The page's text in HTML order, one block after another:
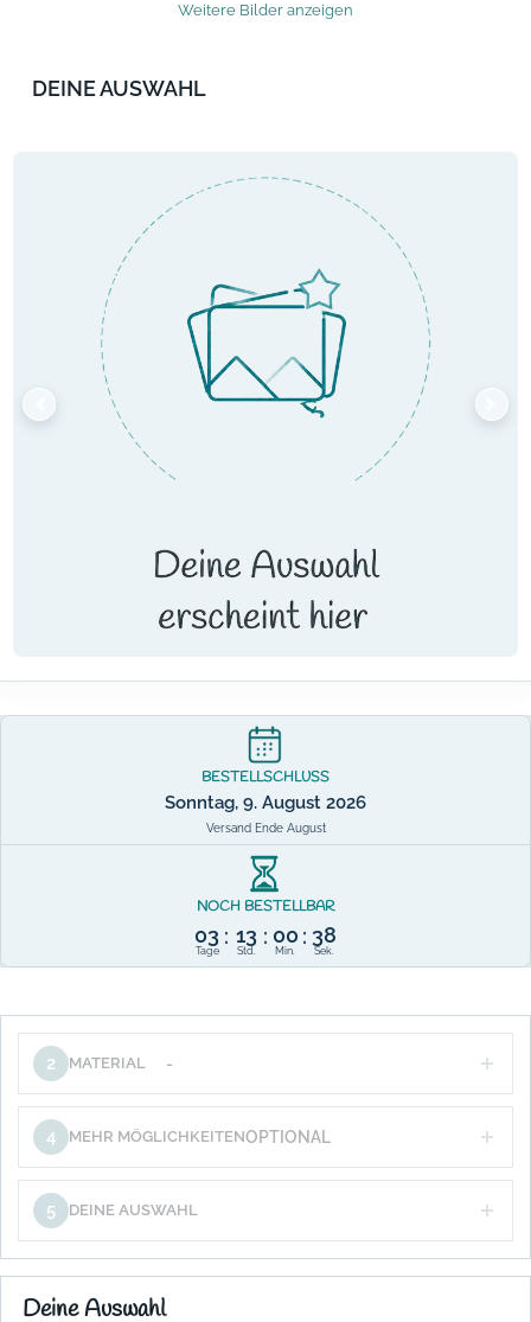
Weitere Bilder anzeigen
DEINE AUSWAHL
BESTELLSCHLUSS
Sonntag, 9. August 2026
Versand Ende August
NOCH BESTELLBAR
03
Tage
: 13
Std.
: 00
Min.
: 38
Sek.
2 MATERIAL -
4 MEHR MÖGLICHKEITENOPTIONAL
5 DEINE AUSWAHL
Deine Auswahl